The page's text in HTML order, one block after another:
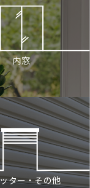
内窓
ター・その他